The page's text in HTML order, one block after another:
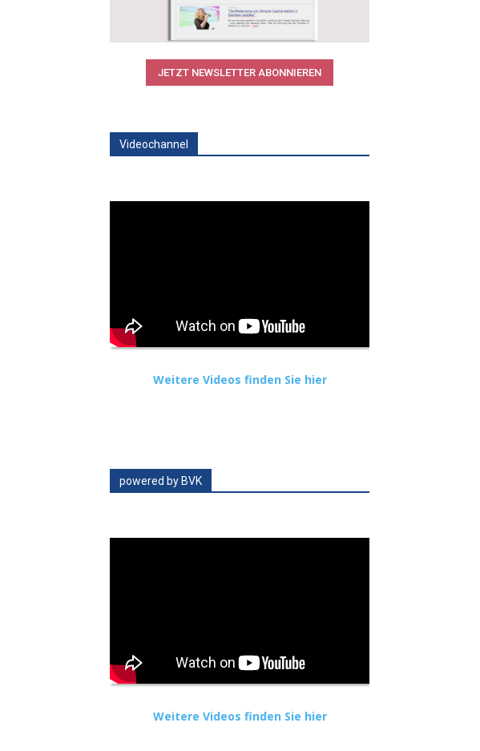
JETZT NEWSLETTER ABONNIEREN
Videochannel
Weitere Videos finden Sie hier
powered by BVK
Weitere Videos finden Sie hier